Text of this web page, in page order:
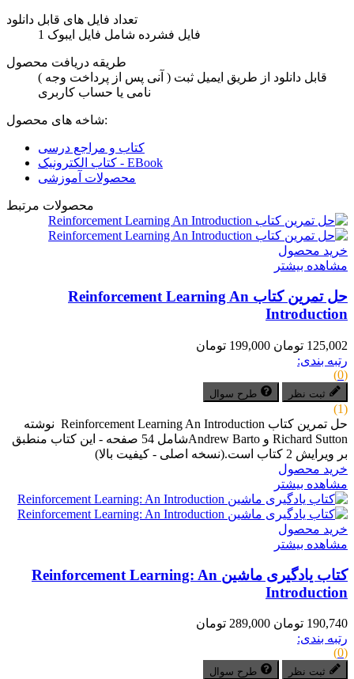
تعداد فایل های قابل دانلود
1 فایل فشرده شامل فایل ایبوک
طریقه دریافت محصول
( آنی پس از پرداخت وجه ) قابل دانلود از طریق ایمیل ثبت
نامی یا حساب کاربری
شاخه های محصول:
کتاب و مراجع درسی
کتاب الکترونیک - EBook
محصولات آموزشی
محصولات مرتبط
خرید محصول
مشاهده بیشتر
حل تمرین کتاب Reinforcement Learning An
Introduction
125,002 تومان
199,000 تومان
رتبه بندی:
(0)
ثبت نظر طرح سوال
(1)
حل تمرین کتاب Reinforcement Learning An Introduction نوشته
Richard Sutton و Andrew Bartoشامل 54 صفحه - این کتاب منطبق
بر ویرایش 2 کتاب است.(نسخه اصلی - کیفیت بالا)
خرید محصول
مشاهده بیشتر
خرید محصول
مشاهده بیشتر
کتاب یادگیری ماشین Reinforcement Learning: An
Introduction
190,740 تومان
289,000 تومان
رتبه بندی:
(0)
ثبت نظر طرح سوال